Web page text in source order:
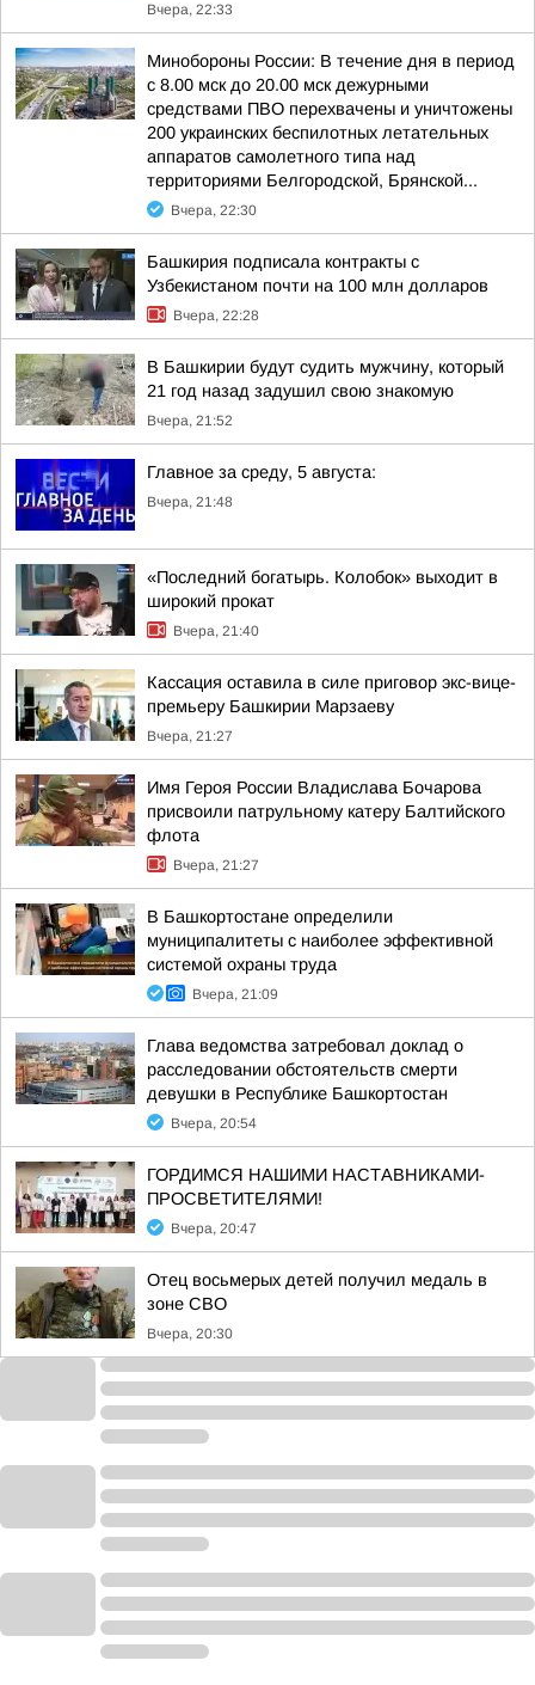
Вчера, 22:33
Минобороны России: В течение дня в период
с 8.00 мск до 20.00 мск дежурными
средствами ПВО перехвачены и уничтожены
200 украинских беспилотных летательных
аппаратов самолетного типа над
территориями Белгородской, Брянской...
Вчера, 22:30
Башкирия подписала контракты с
Узбекистаном почти на 100 млн долларов
Вчера, 22:28
В Башкирии будут судить мужчину, который
21 год назад задушил свою знакомую
Вчера, 21:52
Главное за среду, 5 августа:
Вчера, 21:48
«Последний богатырь. Колобок» выходит в
широкий прокат
Вчера, 21:40
Кассация оставила в силе приговор экс-вице-
премьеру Башкирии Марзаеву
Вчера, 21:27
Имя Героя России Владислава Бочарова
присвоили патрульному катеру Балтийского
флота
Вчера, 21:27
В Башкортостане определили
муниципалитеты с наиболее эффективной
системой охраны труда
Вчера, 21:09
Глава ведомства затребовал доклад о
расследовании обстоятельств смерти
девушки в Республике Башкортостан
Вчера, 20:54
ГОРДИМСЯ НАШИМИ НАСТАВНИКАМИ-
ПРОСВЕТИТЕЛЯМИ!
Вчера, 20:47
Отец восьмерых детей получил медаль в
зоне СВО
Вчера, 20:30